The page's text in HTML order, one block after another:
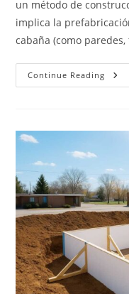
un método de
implica la
cabaña (como
Continue Reading
De